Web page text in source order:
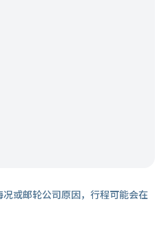
或邮轮公司原因，行程可能会在